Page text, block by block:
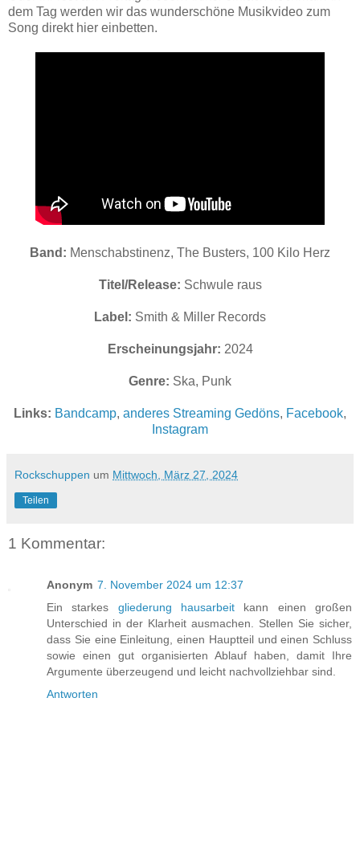
dem Tag werden wir das wunderschöne Musikvideo zum
Song direkt hier einbetten.
Band: Menschabstinenz, The Busters, 100 Kilo Herz
Titel/Release: Schwule raus
Label: Smith & Miller Records
Erscheinungsjahr: 2024
Genre: Ska, Punk
Links: Bandcamp, anderes Streaming Gedöns, Facebook,
Instagram
Rockschuppen um Mittwoch, März 27, 2024
Teilen
1 Kommentar:
Anonym 7. November 2024 um 12:37
Ein starkes gliederung hausarbeit kann einen großen
Unterschied in der Klarheit ausmachen. Stellen Sie sicher,
dass Sie eine Einleitung, einen Hauptteil und einen Schluss
sowie einen gut organisierten Ablauf haben, damit Ihre
Argumente überzeugend und leicht nachvollziehbar sind.
Antworten